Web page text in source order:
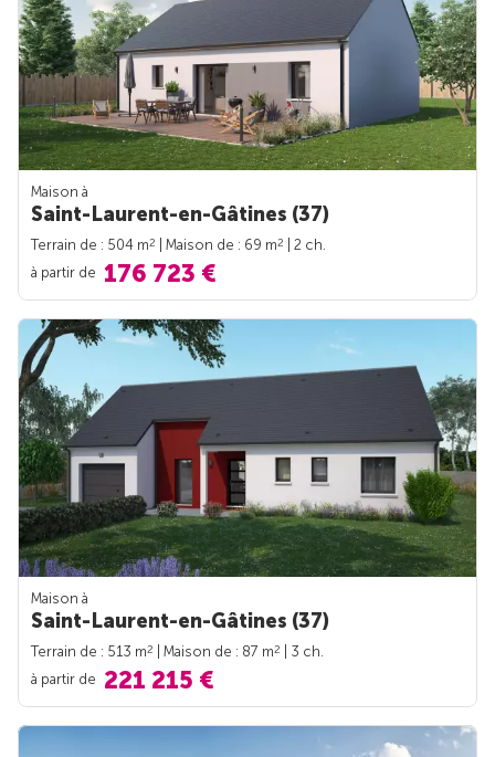
Maison à
Saint-Laurent-en-Gâtines (37)
Terrain de : 504 m2 | Maison de : 69 m2
| 2 ch.
à partir de 176 723 €
Maison à
Saint-Laurent-en-Gâtines (37)
Terrain de : 513 m2 | Maison de : 87 m2
| 3 ch.
à partir de 221 215 €